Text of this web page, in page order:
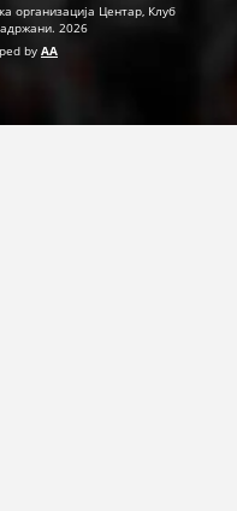
организација Центар, Клуб
2026
by AA